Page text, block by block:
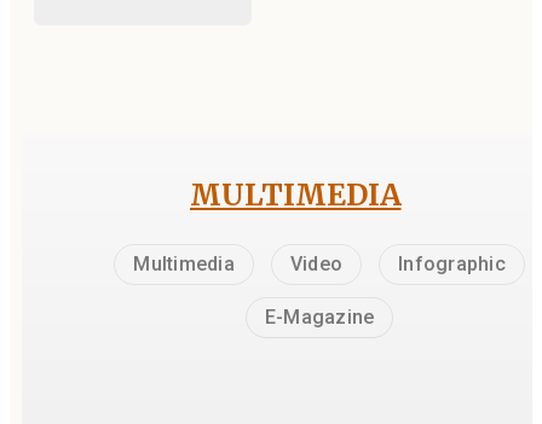
MULTIMEDIA
Multimedia Video Infographic
E-Magazine